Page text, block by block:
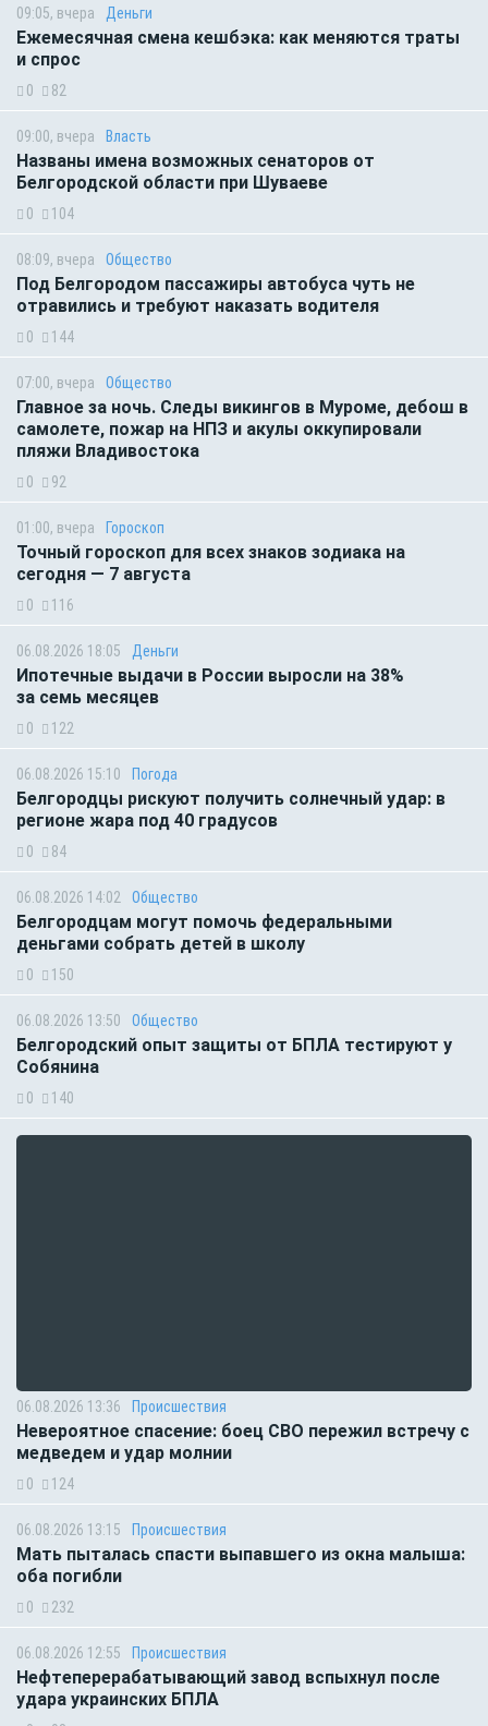
09:05, вчера Деньги
Ежемесячная смена кешбэка: как меняются траты
и спрос
0 82
09:00, вчера Власть
Названы имена возможных сенаторов от
Белгородской области при Шуваеве
0 104
08:09, вчера Общество
Под Белгородом пассажиры автобуса чуть не
отравились и требуют наказать водителя
0 144
07:00, вчера Общество
Главное за ночь. Следы викингов в Муроме, дебош в
самолете, пожар на НПЗ и акулы оккупировали
пляжи Владивостока
0 92
01:00, вчера Гороскоп
Точный гороскоп для всех знаков зодиака на
сегодня — 7 августа
0 116
06.08.2026 18:05 Деньги
Ипотечные выдачи в России выросли на 38%
за семь месяцев
0 122
06.08.2026 15:10 Погода
Белгородцы рискуют получить солнечный удар: в
регионе жара под 40 градусов
0 84
06.08.2026 14:02 Общество
Белгородцам могут помочь федеральными
деньгами собрать детей в школу
0 150
06.08.2026 13:50 Общество
Белгородский опыт защиты от БПЛА тестируют у
Собянина
0 140
06.08.2026 13:36 Происшествия
Невероятное спасение: боец СВО пережил встречу с
медведем и удар молнии
0 124
06.08.2026 13:15 Происшествия
Мать пыталась спасти выпавшего из окна малыша:
оба погибли
0 232
06.08.2026 12:55 Происшествия
Нефтеперерабатывающий завод вспыхнул после
удара украинских БПЛА